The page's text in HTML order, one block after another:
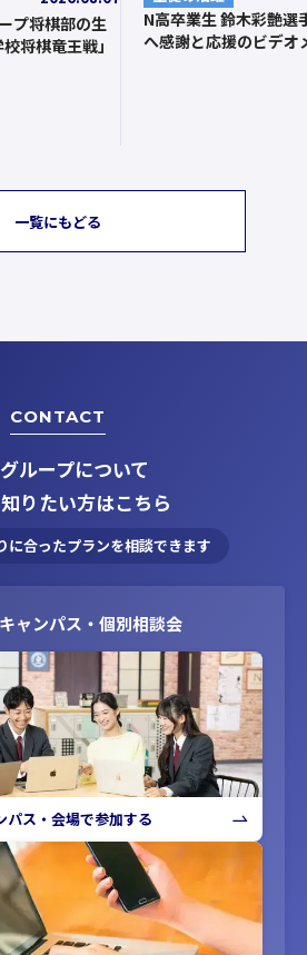
プ将棋部の生
将棋竜王戦」
N高卒業生 鈴木彩艶選
へ感謝と応援のビデオ
一覧にもどる
CONTACT
ループについて
りたい方はこちら
に合ったプランを相談できます
ャンパス・個別相談会
パス・会場で参加する